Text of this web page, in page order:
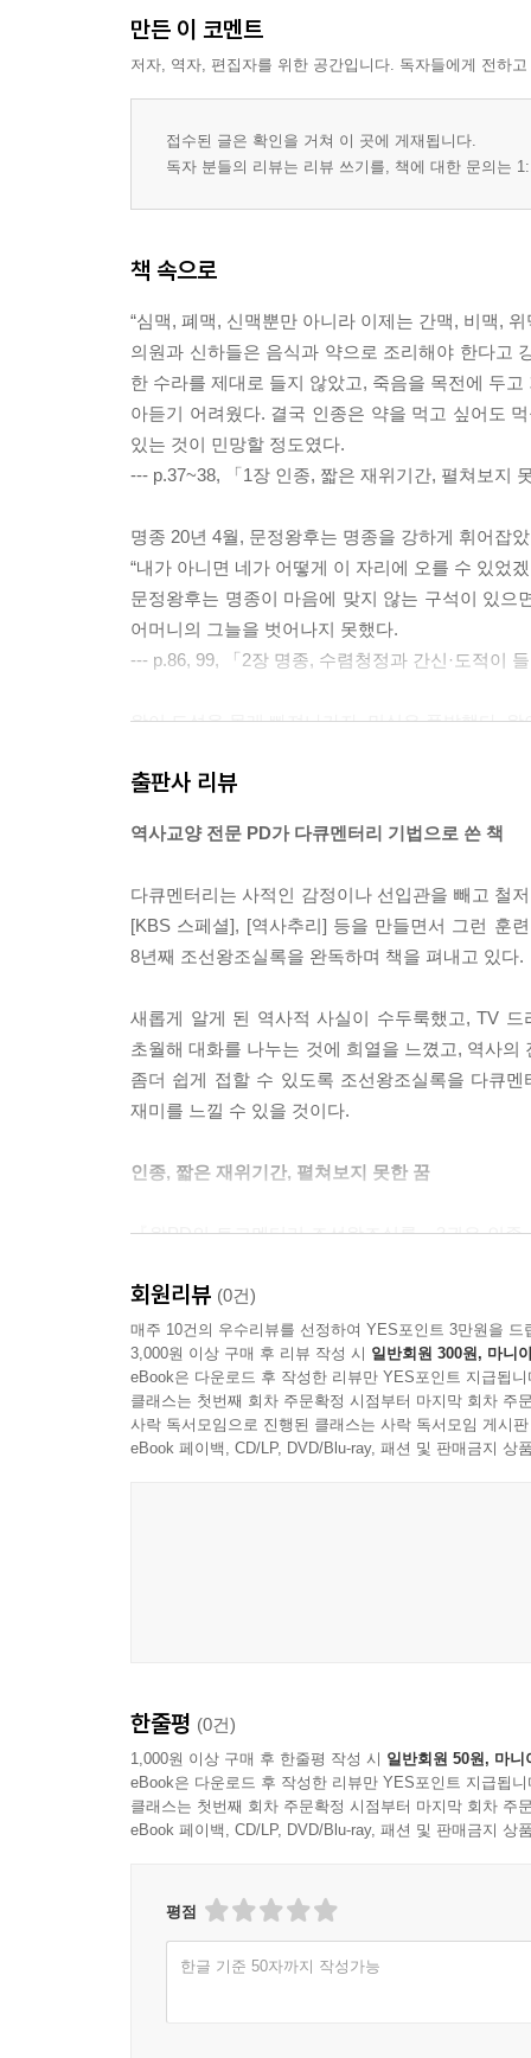
만든 이 코멘트
저자, 역자, 편집자를 위한 공간입니다. 독자들에게 전하
접수된 글은 확인을 거쳐 이 곳에 게재됩니다.
독자 분들의 리뷰는 리뷰 쓰기를, 책에 대한 문의는
책 속으로
“심맥, 폐맥, 신맥뿐만 아니라 이제는 간맥, 비맥,
의원과 신하들은 음식과 약으로 조리해야 한다고
한 수라를 제대로 들지 않았고, 죽음을 목전에 두
아듣기 어려웠다. 결국 인종은 약을 먹고 싶어도
있는 것이 민망할 정도였다.
--- p.37~38, 「1장 인종, 짧은 재위기간, 펼쳐보지
명종 20년 4월, 문정왕후는 명종을 강하게 휘어잡
“내가 아니면 네가 어떻게 이 자리에 오를 수 있었겠
문정왕후는 명종이 마음에 맞지 않는 구석이 있
어머니의 그늘을 벗어나지 못했다.
--- p.86, 99, 「2장 명종, 수렴청정과 간신·도적이
왕이 도성을 몰래 빠져나가자, 민심은 폭발했다.
의 문적을 보관하고 있기 때문이다. 경복궁, 창덕
임금에 대한 분노였다. 선조는 궁궐을 몰래 빠져
--- p.147, 「3장 선조, 풍전등화의 나라, 이순신과
선조의 피란길에 함께한 신하 86명에게 호성공신
곽재우를 비롯한 정인홍, 김천일, 고경명, 조헌 등
평가했다.
--- p.175, 「3장 선조, 풍전등화의 나라, 이순신과 민초가
출판사 리뷰
역사교양 전문 PD가 다큐멘터리 기법으로 쓴 책
다큐멘터리는 사적인 감정이나 선입관을 빼고 철
[KBS 스페셜], [역사추리] 등을 만들면서 그런 훈
8년째 조선왕조실록을 완독하며 책을 펴내고 있다.
새롭게 알게 된 역사적 사실이 수두룩했고, TV
초월해 대화를 나누는 것에 희열을 느꼈고, 역사
좀더 쉽게 접할 수 있도록 조선왕조실록을 다큐
재미를 느낄 수 있을 것이다.
인종, 짧은 재위기간, 펼쳐보지 못한 꿈
『왕PD의 토크멘터리 조선왕조실록』3권은 인
조선시대의 왕에게 효란 무엇이었는지, 조선의 세
명종, 수렴청정과 간신·도적이 들끓던 시대
명종은 22년 동안 재위했다. 12세에 왕위에 올라
이에 그치지 않고 을사사화와 양재역 벽서 사건
『조선왕조실록』뿐만 아니라 『이충무공전
이순신의 승리 방정식은 오늘날에도 여전히 유효
나라가 유지되고 발전하기 위해서는 지도자와
광해군, 공포정치와 중립외교의 두 얼굴
광해군은 세자 시절 백성의 환호를 받았으나,
회원리뷰 (0건)
매주 10건의 우수리뷰를 선정하여 YES포인트 3만원을 드
3,000원 이상 구매 후 리뷰 작성 시 일반회원 300원, 마니
eBook은 다운로드 후 작성한 리뷰만 YES포인트 지급됩니
클래스는 첫번째 회차 주문확정 시점부터 마지막 회차 주
사락 독서모임으로 진행된 클래스는 사락 독서모임 게시
eBook 페이백, CD/LP, DVD/Blu-ray, 패션 및 판매금지 상
한줄평 (0건)
1,000원 이상 구매 후 한줄평 작성 시 일반회원 50원, 마니
eBook은 다운로드 후 작성한 리뷰만 YES포인트 지급됩니
클래스는 첫번째 회차 주문확정 시점부터 마지막 회차 주
eBook 페이백, CD/LP, DVD/Blu-ray, 패션 및 판매금지 상
평점
한글 기준 50자까지 작성가능